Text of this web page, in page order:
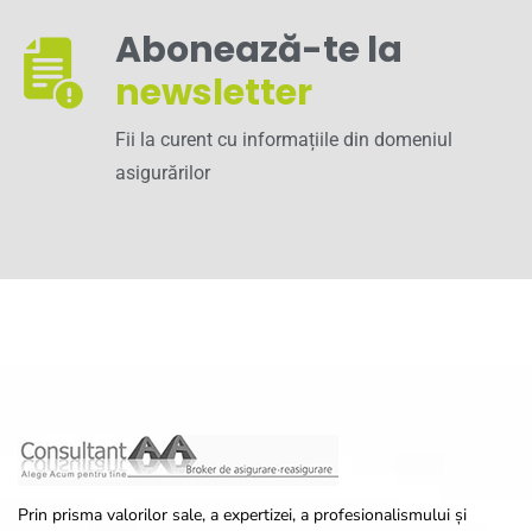
Abonează-te la
newsletter
Fii la curent cu informațiile din domeniul
asigurărilor
Prin prisma valorilor sale, a expertizei, a profesionalismului și